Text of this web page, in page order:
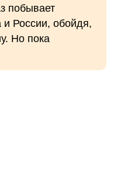
побывает
и России, обойдя,
Но пока